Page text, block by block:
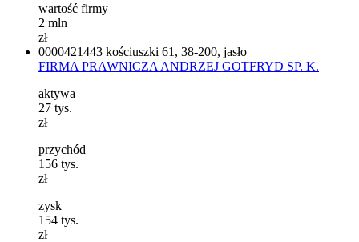
wartość firmy
2 mln
zł
0000421443 kościuszki 61, 38-200, jasło
FIRMA PRAWNICZA ANDRZEJ GOTFRYD SP. K.
aktywa
27 tys.
zł
przychód
156 tys.
zł
zysk
154 tys.
zł